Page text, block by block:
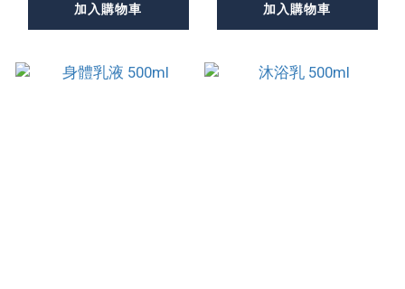
加入購物車 加入購物車